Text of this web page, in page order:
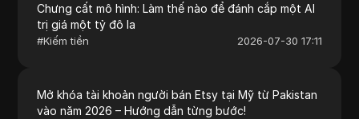
Chưng cất mô hình: Làm thế nào để đánh cắp một AI
trị giá một tỷ đô la
#Kiếm tiền 2026-07-30 17:11
Mở khóa tài khoản người bán Etsy tại Mỹ từ Pakistan
vào năm 2026 – Hướng dẫn từng bước!